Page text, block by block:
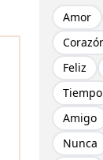
Amor
Feliz
Tiempo
Amigo
Nunca